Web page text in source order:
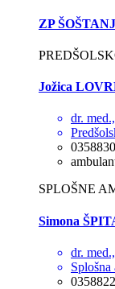
ZP ŠOŠTANJ
Jožica
dr.
SPLOŠNE
Simona
dr.
Splošna